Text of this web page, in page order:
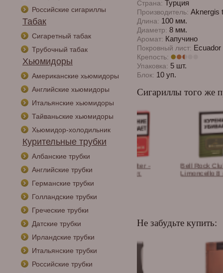
Российские сигариллы
Табак
Сигаретный табак
Трубочный табак
Хьюмидоры
Американские хьюмидоры
Английские хьюмидоры
Итальянские хьюмидоры
Тайваньские хьюмидоры
Хьюмидор-холодильник
Курительные трубки
Албанские трубки
Английские трубки
Германские трубки
Голландские трубки
Греческие трубки
Датские трубки
Ирландские трубки
Итальянские трубки
Российские трубки
Страна: Турция
Производитель: Aknergis
Длина: 100 мм.
Диаметр: 8 мм.
Аромат: Капучино
Покровный лист: Ecuador
Крепость:
Упаковка: 5 шт.
Блок: 10 уп.
Сигариллы того же
Club - Vanilla
Cherry 20 шт.
Bell Rock Club -
Limoncello 8 шт.
Не забудьте купить: